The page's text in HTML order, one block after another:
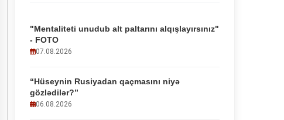
"Mentaliteti unudub alt paltarını alqışlayırsınız"
- FOTO
07.08.2026
“Hüseynin Rusiyadan qaçmasını niyə
gözlədilər?”
06.08.2026